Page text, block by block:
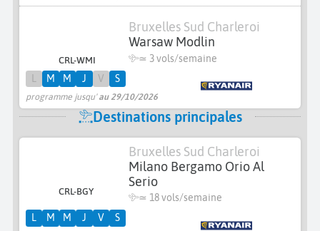
CRL-WMI
Bruxelles Sud Charleroi
Warsaw Modlin
≃ 3 vols/semaine
programme jusqu'au 29/10/2026
M M J V S
Destinations principales
CRL-BGY
Bruxelles Sud Charleroi
Milano Bergamo Orio Al
Serio
≃ 18 vols/semaine
L M M J V S